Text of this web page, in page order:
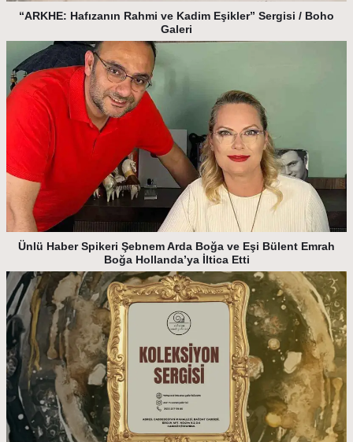
“ARKHE: Hafızanın Rahmi ve Kadim Eşikler” Sergisi / Boho
Galeri
Ünlü Haber Spikeri Şebnem Arda Boğa ve Eşi Bülent Emrah
Boğa Hollanda’ya İltica Etti